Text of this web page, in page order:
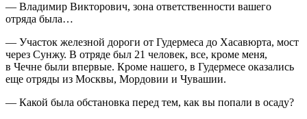
— Владимир Викторович, зона ответственности вашего
отряда была…
— Участок железной дороги от Гудермеса до Хасавюрта, мост
через Сунжу. В отряде был 21 человек, все, кроме меня,
в Чечне были впервые. Кроме нашего, в Гудермесе оказались
еще отряды из Москвы, Мордовии и Чувашии.
— Какой была обстановка перед тем, как вы попали в осаду?